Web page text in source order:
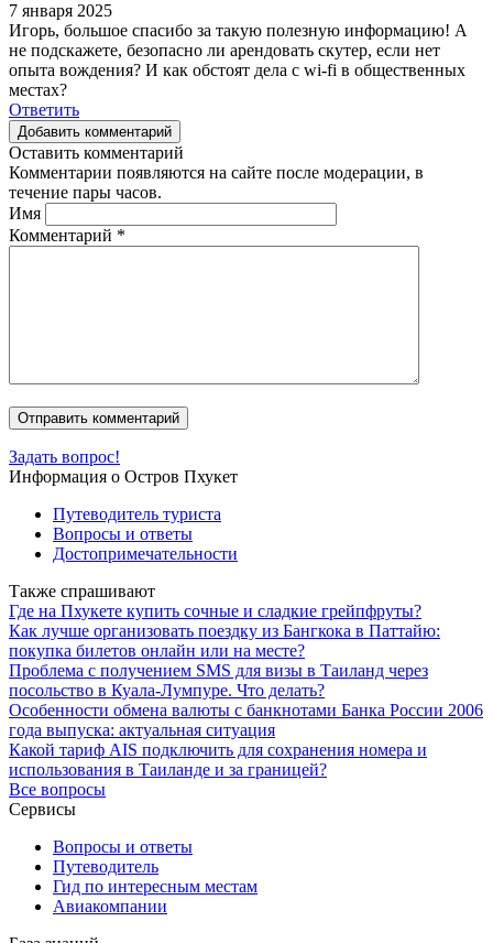
7 января 2025
Игорь, большое спасибо за такую полезную информацию! А
не подскажете, безопасно ли арендовать скутер, если нет
опыта вождения? И как обстоят дела с wi-fi в общественных
местах?
Ответить
Добавить комментарий
Оставить комментарий
Комментарии появляются на сайте после модерации, в
течение пары часов.
Имя
Комментарий *
Задать вопрос!
Информация о Остров Пхукет
Путеводитель туриста
Вопросы и ответы
Достопримечательности
Также спрашивают
Где на Пхукете купить сочные и сладкие грейпфруты?
Как лучше организовать поездку из Бангкока в Паттайю:
покупка билетов онлайн или на месте?
Проблема с получением SMS для визы в Таиланд через
посольство в Куала-Лумпуре. Что делать?
Особенности обмена валюты с банкнотами Банка России 2006
года выпуска: актуальная ситуация
Какой тариф AIS подключить для сохранения номера и
использования в Таиланде и за границей?
Все вопросы
Сервисы
Вопросы и ответы
Путеводитель
Гид по интересным местам
Авиакомпании